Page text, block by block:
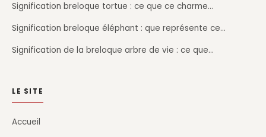
Signification breloque tortue : ce que ce charme…
Signification breloque éléphant : que représente ce…
Signification de la breloque arbre de vie : ce que…
LE SITE
Accueil